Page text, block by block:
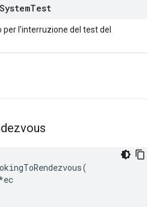
SystemTest
l'interruzione del test del